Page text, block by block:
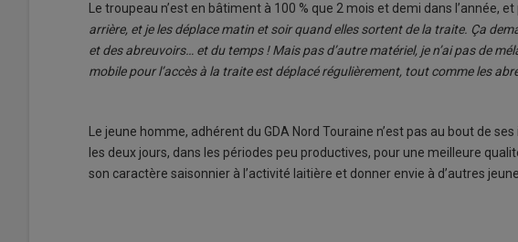
Le troupeau n’est en bâtiment à 100 % que 2 mois et demi dans l’année,
arrière, et je les déplace matin et soir quand elles sortent de la traite. Ça
et des abreuvoirs… et du temps ! Mais pas d’autre matériel, je n’ai pas de
mobile pour l’accès à la traite est déplacé régulièrement, tout comme les
Le jeune homme, adhérent du GDA Nord Touraine n’est pas au bout de
les deux jours, dans les périodes peu productives, pour une meilleure
son caractère saisonnier à l’activité laitière et donner envie à d’autres